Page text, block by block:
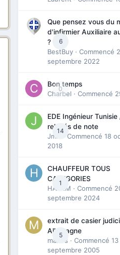
6
Que pensez vous du
d'infirmier Auxiliaire
?
BestBuy · Commencé
septembre 2022
0
Bon temps
Charbel · Commencé
14
EDE Ingénieur
relevés de note
Jmili
· Commencé 18
2018
1
CHAUFFEUR TOUS
CATEGORIES
HAZEM · Commencé
septembre 2024
5
extrait de casier
Allemagne
maries · Commencé 13
septembre 2005